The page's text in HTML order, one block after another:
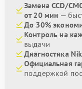
Замена CCD/
от 20 мин —
До 30%
Контроль на
выдачи
Диагностика
Официальная
поддержкой